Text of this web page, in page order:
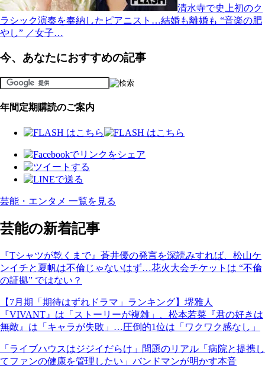
清水寺で史上初のク
ラシック演奏を奉納したピアニスト…結婚も離婚も “音楽の肥
やし” ／女子…
今、あなたにおすすめの記事
年間定期購読のご案内
芸能・エンタメ 一覧を見る
芸能の新着記事
『Tシャツが乾くまで』蒼井優の発言を深読みすれば、松山ケ
ンイチと夏帆は不倫じゃないはず…花火大会チケットは “不倫
の証拠” ではない？
【7月期「期待はずれドラマ」ランキング】堺雅人
『VIVANT』は「ストーリーが複雑」、松本若菜『君の好きは
無敵』は「キャラが失敗」…圧倒的1位は「ワクワク感なし」
「ライブハウスはジジイだらけ」問題のリアル「病院と提携し
てファンの健康を管理したい」バンドマンが明かす本音